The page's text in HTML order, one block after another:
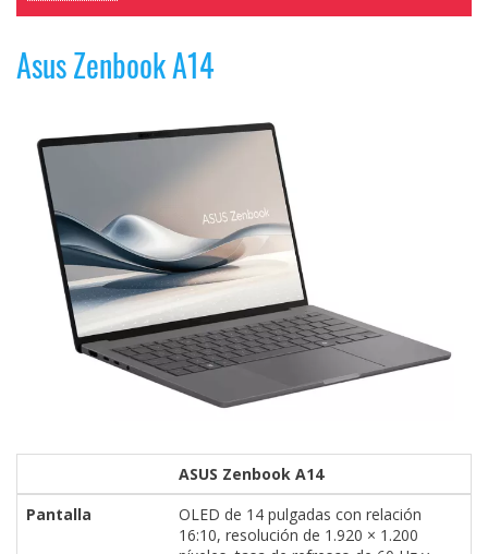
Asus Zenbook A14
ASUS Zenbook A14
Pantalla
OLED de 14 pulgadas con relación
16:10, resolución de 1.920 × 1.200